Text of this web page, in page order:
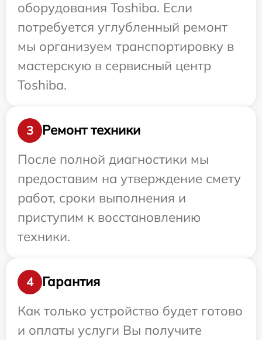
оборудования Toshiba. Если
потребуется углубленный ремонт
мы организуем транспортировку в
мастерскую в сервисный центр
Toshiba.
3
Ремонт техники
После полной диагностики мы
предоставим на утверждение смету
работ, сроки выполнения и
приступим к восстановлению
техники.
4
Гарантия
Как только устройство будет готово
и оплаты услуги Вы получите